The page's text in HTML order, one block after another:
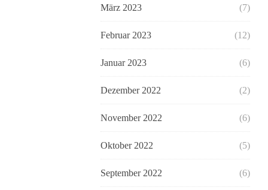
März 2023 (7)
Februar 2023 (12)
Januar 2023 (6)
Dezember 2022 (2)
November 2022 (6)
Oktober 2022 (5)
September 2022 (6)